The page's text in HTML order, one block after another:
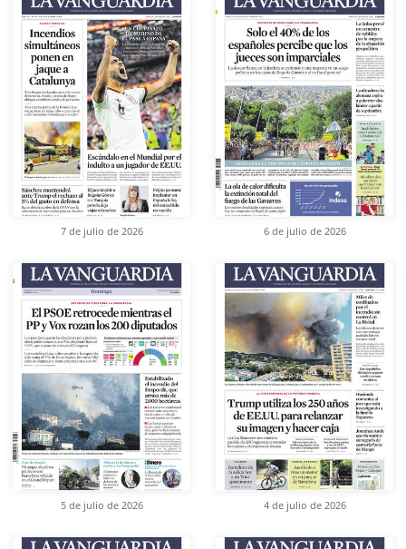
7 de julio de 2026 6 de julio de 2026
5 de julio de 2026 4 de julio de 2026